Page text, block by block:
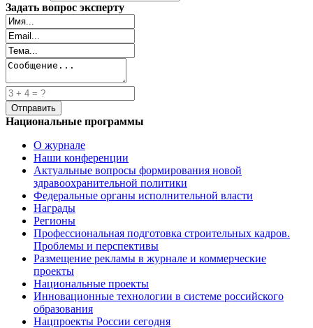
Задать вопрос эксперту
Национальные программы
О журнале
Наши конференции
Актуальные вопросы формирования новой
здравоохранительной политики
Федеральные органы исполнительной власти
Награды
Регионы
Профессиональная подготовка строительных кадров.
Проблемы и перспективы
Размещение рекламы в журнале и коммерческие
проекты
Национальные проекты
Инновационные технологии в системе российского
образования
Нацпроекты России сегодня